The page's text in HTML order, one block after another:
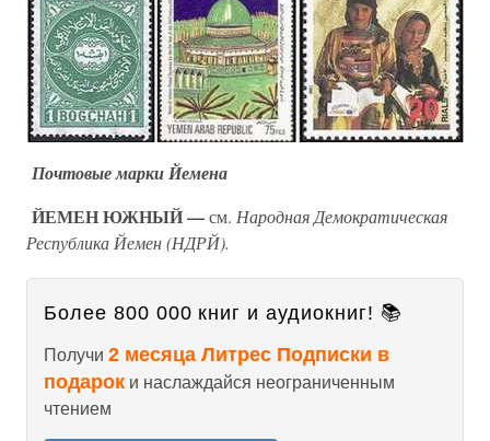
Почтовые марки Йемена
ЙЕМЕН ЮЖНЫЙ —см. Народная Демократическая
Республика Йемен (НДРЙ).
Более 800 000 книг и аудиокниг! 📚
Получи 2 месяца Литрес Подписки в
подарок и наслаждайся неограниченным
чтением